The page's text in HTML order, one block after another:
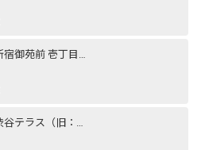
TIME SHARING 新宿御苑前 壱丁目参番館